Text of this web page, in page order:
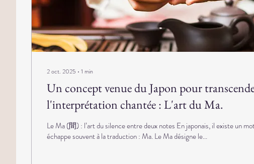
2 oct. 2025 ∙ 1 min
Un concept venue du Japon pour
l'interprétation chantée : L'art du Ma.
Le Ma (間) : l’art du silence entre deux notes En japonais, il existe un
échappe souvent à la traduction : Ma. Le Ma désigne le...